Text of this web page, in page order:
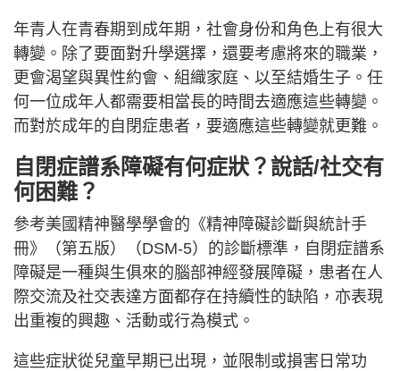
年青人在青春期到成年期，社會身份和角色上有很大
轉變。除了要面對升學選擇，還要考慮將來的職業，
更會渴望與異性約會、組織家庭、以至結婚生子。任
何一位成年人都需要相當長的時間去適應這些轉變。
而對於成年的自閉症患者，要適應這些轉變就更難。
自閉症譜系障礙有何症狀？說話/社交有
何困難？
參考美國精神醫學學會的《精神障礙診斷與統計手
冊》（第五版）（DSM-5）的診斷標準，自閉症譜系
障礙是一種與生俱來的腦部神經發展障礙，患者在人
際交流及社交表達方面都存在持續性的缺陷，亦表現
出重複的興趣、活動或行為模式。
這些症狀從兒童早期已出現，並限制或損害日常功